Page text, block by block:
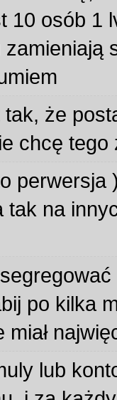
10 osób 1
że
chcę tego
perwersja
tak na
po kilka
miał
lub